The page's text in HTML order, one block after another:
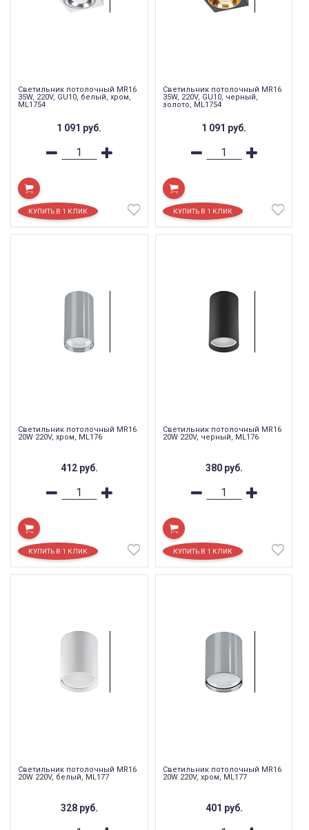
Светильник потолочный MR16
35W, 220V, GU10, белый, хром,
ML1754
1 091 руб.
Светильник потолочный MR16
35W, 220V, GU10, черный,
золото, ML1754
1 091 руб.
Светильник потолочный MR16
20W 220V, хром, ML176
412 руб.
Светильник потолочный MR16
20W 220V, черный, ML176
380 руб.
Светильник потолочный MR16
20W 220V, белый, ML177
328 руб.
Светильник потолочный MR16
20W 220V, хром, ML177
401 руб.